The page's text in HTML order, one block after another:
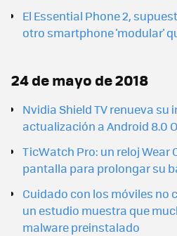
El Essential Phone 2,
otro smartphone 'modular'
24 de mayo de 2018
Nvidia Shield TV renueva su
actualización a Android 8.0
TicWatch Pro: un reloj Wear
pantalla para prolongar su
Cuidado con los móviles no
un estudio muestra que
malware preinstalado